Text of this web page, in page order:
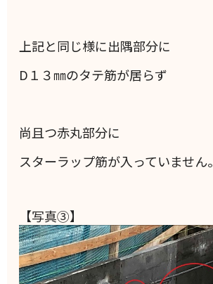
上記と同じ様に出隅部分に
D１３㎜のタテ筋が居らず
尚且つ赤丸部分に
スターラップ筋が入っていません。
【写真③】